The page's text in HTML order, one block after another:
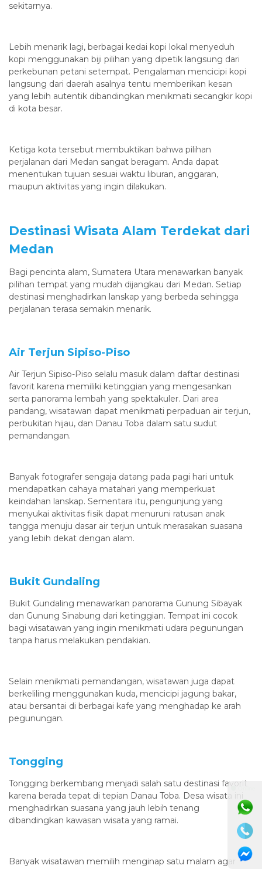
sekitarnya.
Lebih menarik lagi, berbagai kedai kopi lokal menyeduh
kopi menggunakan biji pilihan yang dipetik langsung dari
perkebunan petani setempat. Pengalaman mencicipi kopi
langsung dari daerah asalnya tentu memberikan kesan
yang lebih autentik dibandingkan menikmati secangkir kopi
di kota besar.
Ketiga kota tersebut membuktikan bahwa pilihan
perjalanan dari Medan sangat beragam. Anda dapat
menentukan tujuan sesuai waktu liburan, anggaran,
maupun aktivitas yang ingin dilakukan.
Destinasi Wisata Alam Terdekat dari
Medan
Bagi pencinta alam, Sumatera Utara menawarkan banyak
pilihan tempat yang mudah dijangkau dari Medan. Setiap
destinasi menghadirkan lanskap yang berbeda sehingga
perjalanan terasa semakin menarik.
Air Terjun Sipiso-Piso
Air Terjun Sipiso-Piso selalu masuk dalam daftar destinasi
favorit karena memiliki ketinggian yang mengesankan
serta panorama lembah yang spektakuler. Dari area
pandang, wisatawan dapat menikmati perpaduan air terjun,
perbukitan hijau, dan Danau Toba dalam satu sudut
pemandangan.
Banyak fotografer sengaja datang pada pagi hari untuk
mendapatkan cahaya matahari yang memperkuat
keindahan lanskap. Sementara itu, pengunjung yang
menyukai aktivitas fisik dapat menuruni ratusan anak
tangga menuju dasar air terjun untuk merasakan suasana
yang lebih dekat dengan alam.
Bukit Gundaling
Bukit Gundaling menawarkan panorama Gunung Sibayak
dan Gunung Sinabung dari ketinggian. Tempat ini cocok
bagi wisatawan yang ingin menikmati udara pegunungan
tanpa harus melakukan pendakian.
Selain menikmati pemandangan, wisatawan juga dapat
berkeliling menggunakan kuda, mencicipi jagung bakar,
atau bersantai di berbagai kafe yang menghadap ke arah
pegunungan.
Tongging
Tongging berkembang menjadi salah satu destinasi favorit
karena berada tepat di tepian Danau Toba. Desa wisata ini
menghadirkan suasana yang jauh lebih tenang
dibandingkan kawasan wisata yang ramai.
Banyak wisatawan memilih menginap satu malam agar
⚫ Online